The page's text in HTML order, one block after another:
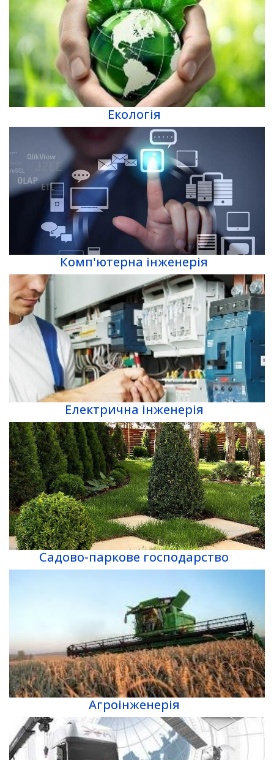
Екологія
Комп'ютерна інженерія
Електрична інженерія
Садово-паркове господарство
Агроінженерія